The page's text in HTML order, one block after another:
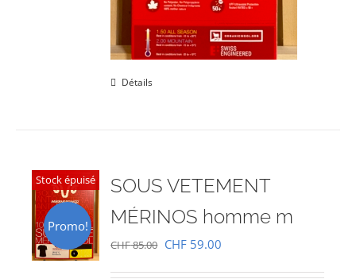
Détails
Stock épuisé
Promo!
SOUS VETEMENT
MÉRINOS homme m
CHF85.00 Le
CHF 59.00